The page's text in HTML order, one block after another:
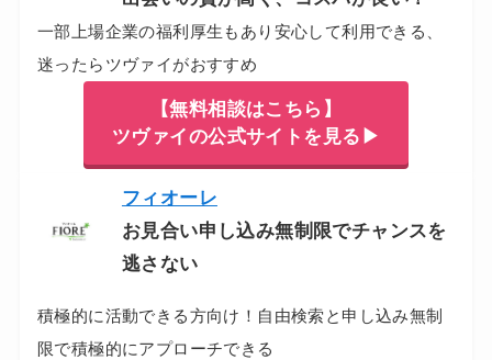
一部上場企業の福利厚生もあり安心して利用できる、
迷ったらツヴァイがおすすめ
【無料相談はこちら】
ツヴァイの公式サイトを見る▶
フィオーレ
お見合い申し込み無制限でチャンスを
逃さない
積極的に活動できる方向け！自由検索と申し込み無制
限で積極的にアプローチできる